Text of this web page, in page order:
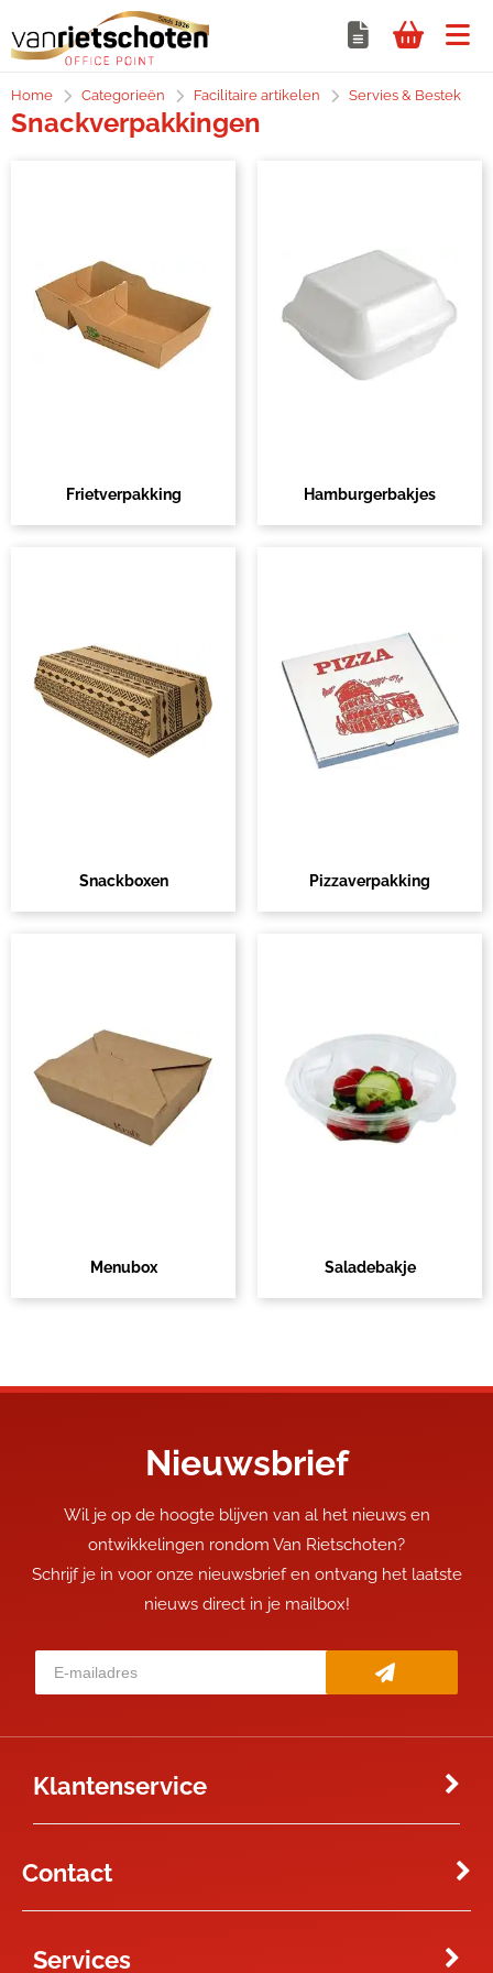
Home Categorieën Facilitaire artikelen Servies & Bestek
Snackverpakkingen
Frietverpakking Hamburgerbakjes
Snackboxen Pizzaverpakking
Menubox Saladebakje
Nieuwsbrief
Wil je op de hoogte blijven van al het nieuws en
ontwikkelingen rondom Van Rietschoten?
Schrijf je in voor onze nieuwsbrief en ontvang het laatste
nieuws direct in je mailbox!
Klantenservice
Contact
Services